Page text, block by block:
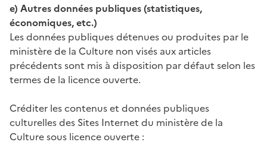
e) Autres données publiques (statistiques,
économiques, etc.)
Les données publiques détenues ou produites par le
ministère de la Culture non visés aux articles
précédents sont mis à disposition par défaut selon les
termes de la licence ouverte.
Créditer les contenus et données publiques
culturelles des Sites Internet du ministère de la
Culture sous licence ouverte :